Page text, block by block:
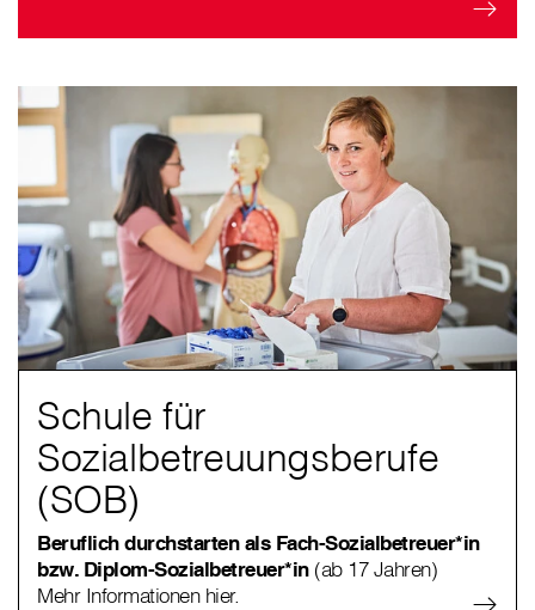
Schule für
Sozialbetreuungsberufe
(SOB)
Beruflich durchstarten als Fach-Sozialbetreuer*in
bzw. Diplom-Sozialbetreuer*in(ab 17 Jahren)
Mehr Informationen hier.